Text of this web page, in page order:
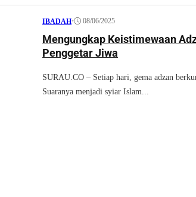
IBADAH• 08/06/2025
Mengungkap Keistimewaan
Penggetar Jiwa
SURAU.CO – Setiap hari, gema adzan
Suaranya menjadi syiar Islam...